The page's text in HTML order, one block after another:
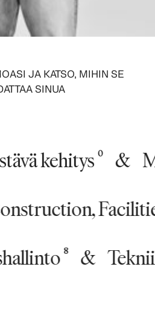
JA KATSO, MIHIN SE
SINUA
kehitys 0 &
Construction,
&